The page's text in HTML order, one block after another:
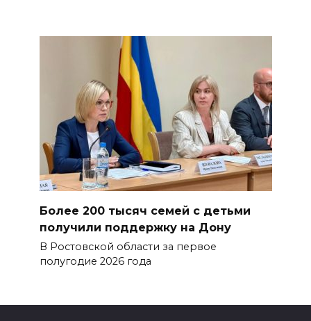
Более 200 тысяч семей с детьми
получили поддержку на Дону
В Ростовской области за первое
полугодие 2026 года